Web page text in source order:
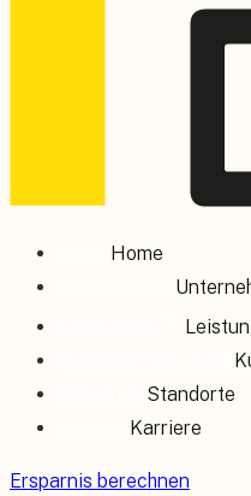
Home
Standorte
Karriere
Ersparnis berechnen